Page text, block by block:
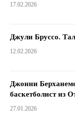
17.02.2026
Джули Бруссо.
12.02.2026
Джонни
баскетболист из
27.01.2026